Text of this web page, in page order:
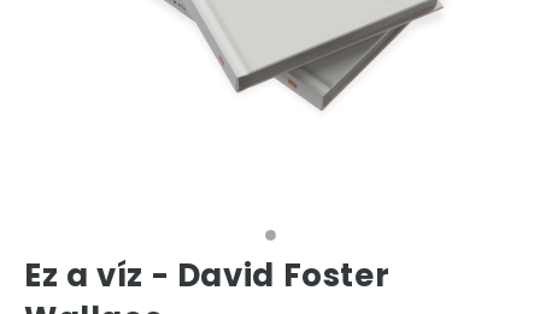
Ez a víz - David Foster